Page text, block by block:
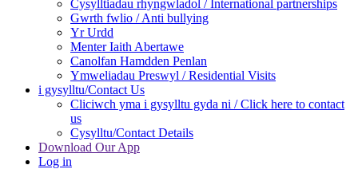
Cysylltiadau rhyngwladol / International partnerships
Gwrth fwlio / Anti bullying
Yr Urdd
Menter Iaith Abertawe
Canolfan Hamdden Penlan
Ymweliadau Preswyl / Residential Visits
i gysylltu/Contact Us
Cliciwch yma i gysylltu gyda ni / Click here to contact
us
Cysylltu/Contact Details
Download Our App
Log in